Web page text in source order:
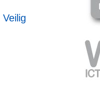
Veilig